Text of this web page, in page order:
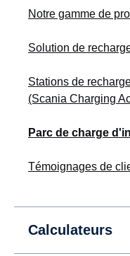
Notre gamme de
Solution de
Stations de
(Scania Charging
Parc de charge
Témoignages de
Calculateurs